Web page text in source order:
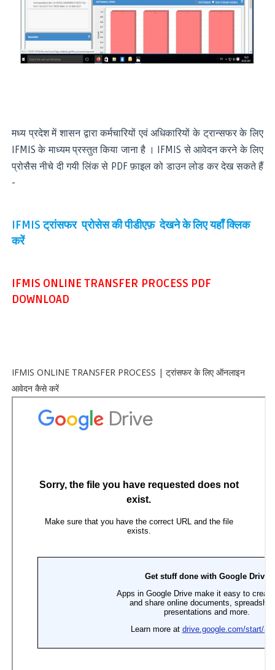
मध्य प्रदेश में शासन द्वारा कर्मचारियों एवं अधिकारियों के ट्रान्सफर के लिए
IFMIS के माध्यम प्रस्तुत किया जाना है । IFMIS से आवेदन करने के लिए
प्रोसैस नीचे दी गयी लिंक से PDF फ़ाइल को डाउन लोड कर देख सकते हैं
-
IFMIS ट्रांसफर प्रोसेस की पीडीएफ़ देखने के लिए यहाँ क्लिक
करें
IFMIS ONLINE TRANSFER PROCESS PDF
DOWNLOAD
IFMIS ONLINE TRANSFER PROCESS | ट्रांसफर के लिए ऑनलाइन
आवेदन कैसे करें